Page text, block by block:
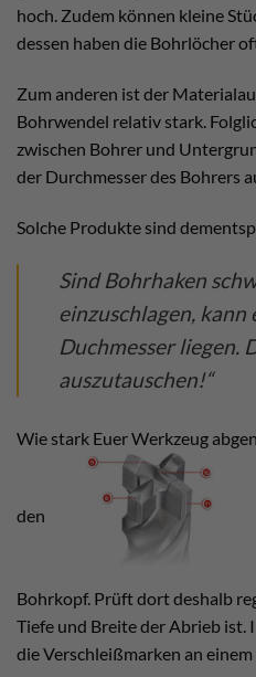
hoch. Zudem können kleine
dessen haben die Bohrlöcher
Zum anderen ist der
Bohrwendel relativ stark.
zwischen Bohrer und
der Durchmesser des Bohrers
Solche Produkte sind
Sind Bohrhaken
einzuschlagen,
Duchmesser liegen.
auszutauschen!“
Wie stark Euer Werkzeug
den
Bohrkopf. Prüft dort deshalb
Tiefe und Breite der Abrieb ist.
die Verschleißmarken an